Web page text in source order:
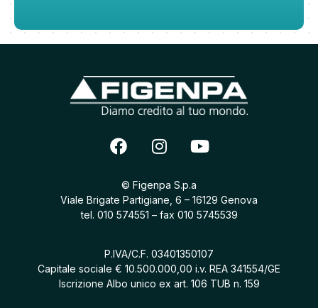
© Figenpa S.p.a
Viale Brigate Partigiane, 6 – 16129 Genova
tel. 010 574551 – fax 010 5745539
P.IVA/C.F. 03401350107
Capitale sociale € 10.500.000,00 i.v. REA 341554/GE
Iscrizione Albo unico ex art. 106 TUB n. 159